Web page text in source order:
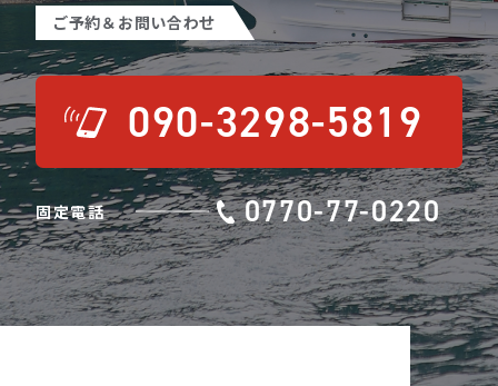
ご予約＆お問い合わせ
090-3298-5819
固定電話 0770-77-0220